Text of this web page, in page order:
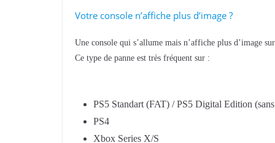
Votre console n’affiche plus d’image ?
Une console qui s’allume mais n’affiche plus d’image
Ce type de panne est très fréquent sur :
PS5 Standart (FAT) / PS5 Digital Edition
PS4
Xbox Series X/S